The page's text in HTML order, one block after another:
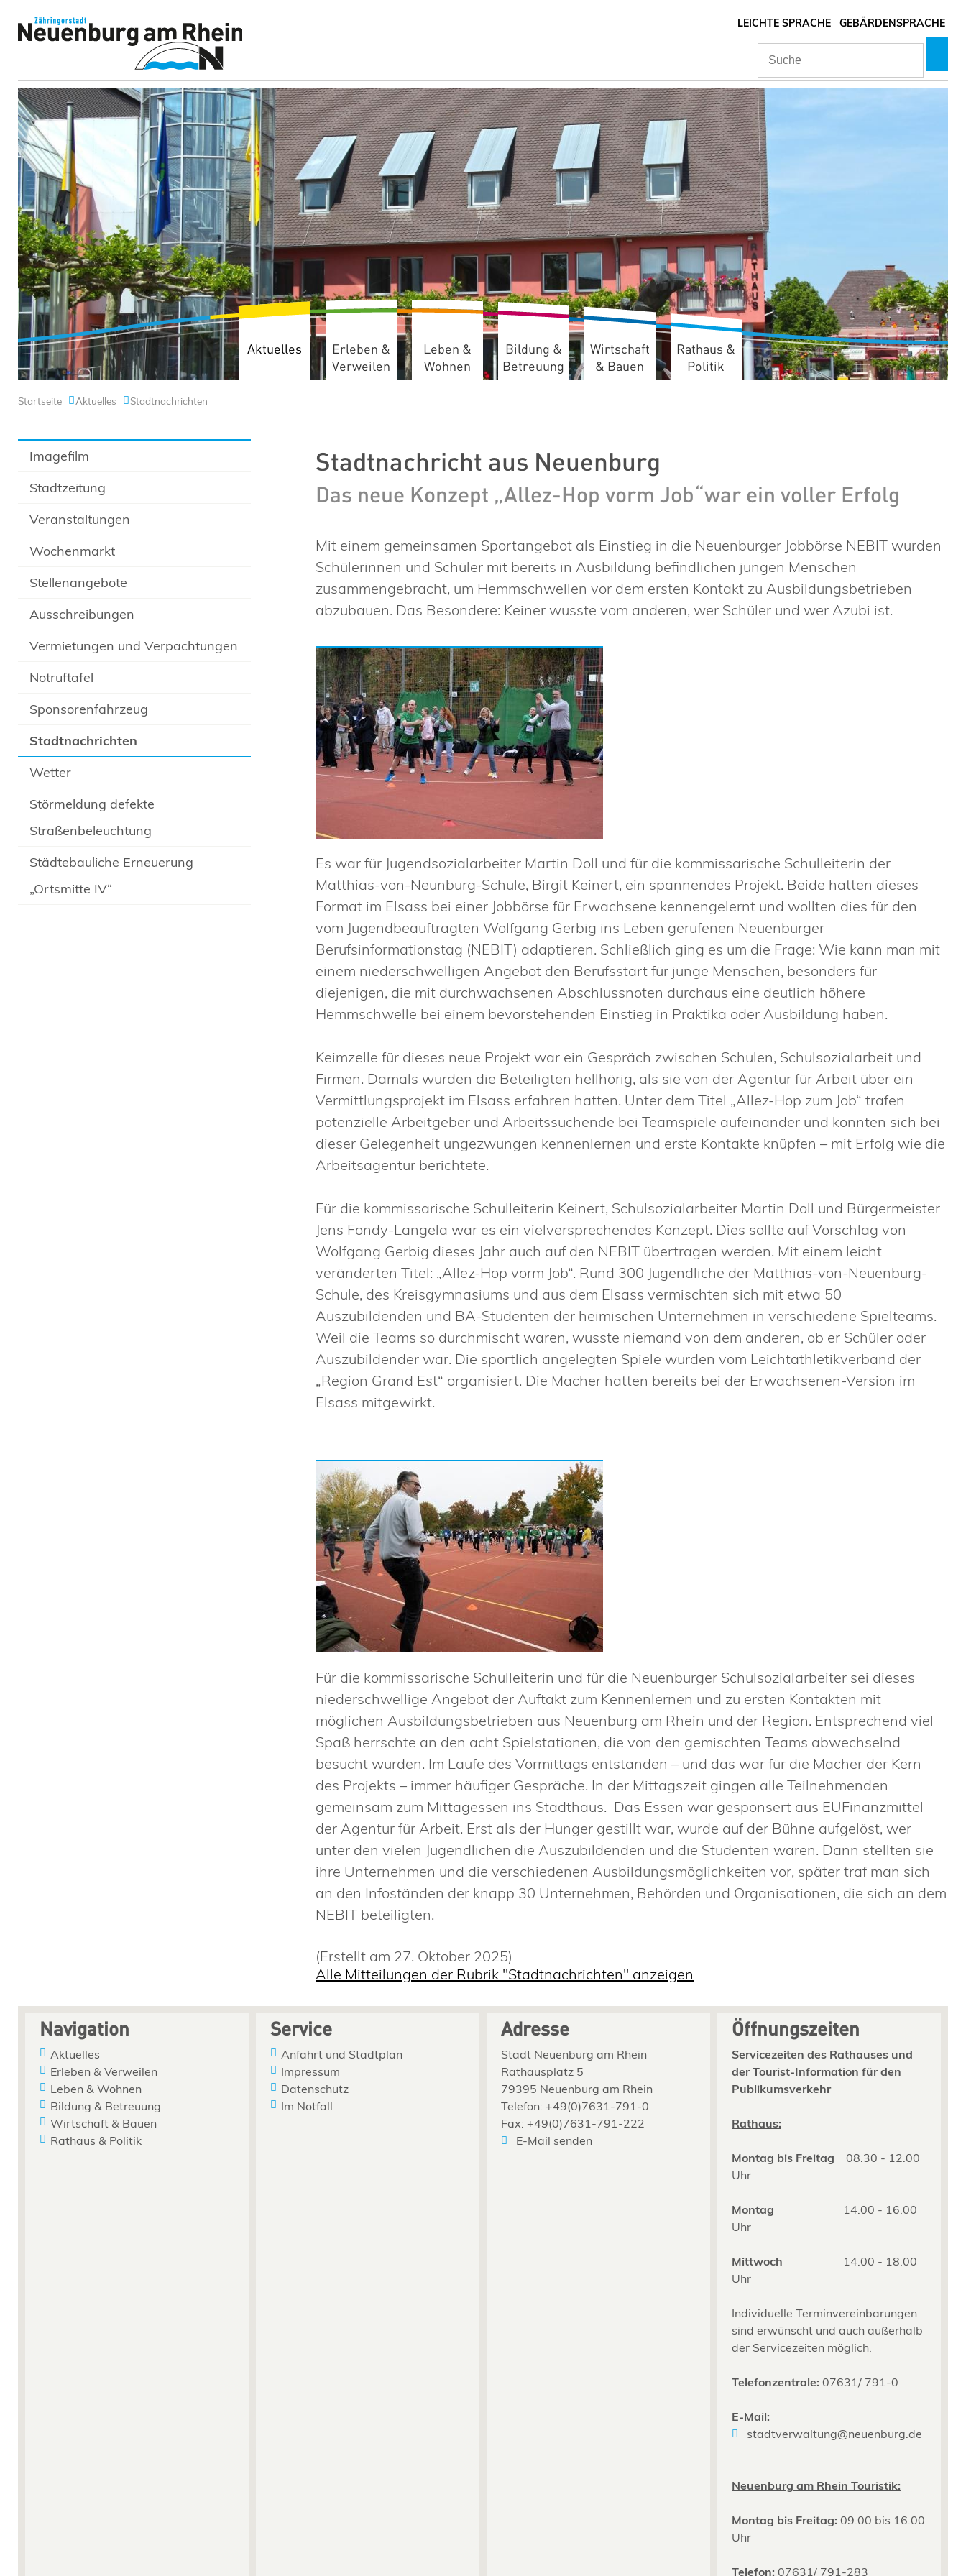
LEICHTE SPRACHE GEBÄRDENSPRACHE
Aktuelles
Erleben &
Verweilen
Leben &
Wohnen
Bildung &
Betreuung
Wirtschaft
& Bauen
Rathaus &
Politik
Startseite Aktuelles Stadtnachrichten
Imagefilm
Stadtzeitung
Veranstaltungen
Wochenmarkt
Stellenangebote
Ausschreibungen
Vermietungen und Verpachtungen
Notruftafel
Sponsorenfahrzeug
Stadtnachrichten
Wetter
Störmeldung defekte
Straßenbeleuchtung
Städtebauliche Erneuerung
„Ortsmitte IV“
Das neue Konzept „Allez-Hop vorm Job“war ein voller Erfolg
Mit einem gemeinsamen Sportangebot als Einstieg in die Neuenburger Jobbörse NEBIT wurden
Schülerinnen und Schüler mit bereits in Ausbildung befindlichen jungen Menschen
zusammengebracht, um Hemmschwellen vor dem ersten Kontakt zu Ausbildungsbetrieben
abzubauen. Das Besondere: Keiner wusste vom anderen, wer Schüler und wer Azubi ist.
Es war für Jugendsozialarbeiter Martin Doll und für die kommissarische Schulleiterin der
Matthias-von-Neunburg-Schule, Birgit Keinert, ein spannendes Projekt. Beide hatten dieses
Format im Elsass bei einer Jobbörse für Erwachsene kennengelernt und wollten dies für den
vom Jugendbeauftragten Wolfgang Gerbig ins Leben gerufenen Neuenburger
Berufsinformationstag (NEBIT) adaptieren. Schließlich ging es um die Frage: Wie kann man mit
einem niederschwelligen Angebot den Berufsstart für junge Menschen, besonders für
diejenigen, die mit durchwachsenen Abschlussnoten durchaus eine deutlich höhere
Hemmschwelle bei einem bevorstehenden Einstieg in Praktika oder Ausbildung haben.
Keimzelle für dieses neue Projekt war ein Gespräch zwischen Schulen, Schulsozialarbeit und
Firmen. Damals wurden die Beteiligten hellhörig, als sie von der Agentur für Arbeit über ein
Vermittlungsprojekt im Elsass erfahren hatten. Unter dem Titel „Allez-Hop zum Job“ trafen
potenzielle Arbeitgeber und Arbeitssuchende bei Teamspiele aufeinander und konnten sich bei
dieser Gelegenheit ungezwungen kennenlernen und erste Kontakte knüpfen – mit Erfolg wie die
Arbeitsagentur berichtete.
Für die kommissarische Schulleiterin Keinert, Schulsozialarbeiter Martin Doll und Bürgermeister
Jens Fondy-Langela war es ein vielversprechendes Konzept. Dies sollte auf Vorschlag von
Wolfgang Gerbig dieses Jahr auch auf den NEBIT übertragen werden. Mit einem leicht
veränderten Titel: „Allez-Hop vorm Job“. Rund 300 Jugendliche der Matthias-von-Neuenburg-
Schule, des Kreisgymnasiums und aus dem Elsass vermischten sich mit etwa 50
Auszubildenden und BA-Studenten der heimischen Unternehmen in verschiedene Spielteams.
Weil die Teams so durchmischt waren, wusste niemand von dem anderen, ob er Schüler oder
Auszubildender war. Die sportlich angelegten Spiele wurden vom Leichtathletikverband der
„Region Grand Est“ organisiert. Die Macher hatten bereits bei der Erwachsenen-Version im
Elsass mitgewirkt.
Für die kommissarische Schulleiterin und für die Neuenburger Schulsozialarbeiter sei dieses
niederschwellige Angebot der Auftakt zum Kennenlernen und zu ersten Kontakten mit
möglichen Ausbildungsbetrieben aus Neuenburg am Rhein und der Region. Entsprechend viel
Spaß herrschte an den acht Spielstationen, die von den gemischten Teams abwechselnd
besucht wurden. Im Laufe des Vormittags entstanden – und das war für die Macher der Kern
des Projekts – immer häufiger Gespräche. In der Mittagszeit gingen alle Teilnehmenden
gemeinsam zum Mittagessen ins Stadthaus. Das Essen war gesponsert aus EUFinanzmittel
der Agentur für Arbeit. Erst als der Hunger gestillt war, wurde auf der Bühne aufgelöst, wer
unter den vielen Jugendlichen die Auszubildenden und die Studenten waren. Dann stellten sie
ihre Unternehmen und die verschiedenen Ausbildungsmöglichkeiten vor, später traf man sich
an den Infoständen der knapp 30 Unternehmen, Behörden und Organisationen, die sich an dem
NEBIT beteiligten.
(Erstellt am 27. Oktober 2025)
Alle Mitteilungen der Rubrik "Stadtnachrichten" anzeigen
Navigation
Aktuelles
Erleben & Verweilen
Leben & Wohnen
Bildung & Betreuung
Wirtschaft & Bauen
Rathaus & Politik
Service
Anfahrt und Stadtplan
Impressum
Datenschutz
Im Notfall
Adresse
Stadt Neuenburg am Rhein
Rathausplatz 5
79395 Neuenburg am Rhein
Telefon: +49(0)7631-791-0
Fax: +49(0)7631-791-222
E-Mail senden
Öffnungszeiten
Servicezeiten des Rathauses und
der Tourist-Information für den
Publikumsverkehr
Rathaus:
Montag bis Freitag 08.30 - 12.00
Uhr
Montag
14.00 - 16.00
Uhr
Mittwoch
14.00 - 18.00
Uhr
Individuelle Terminvereinbarungen
sind erwünscht und auch außerhalb
der Servicezeiten möglich.
Telefonzentrale: 07631/ 791-0
E-Mail:
stadtverwaltung@neuenburg.de
Neuenburg am Rhein Touristik:
Montag bis Freitag: 09.00 bis 16.00
Uhr
Telefon: 07631/ 791-283